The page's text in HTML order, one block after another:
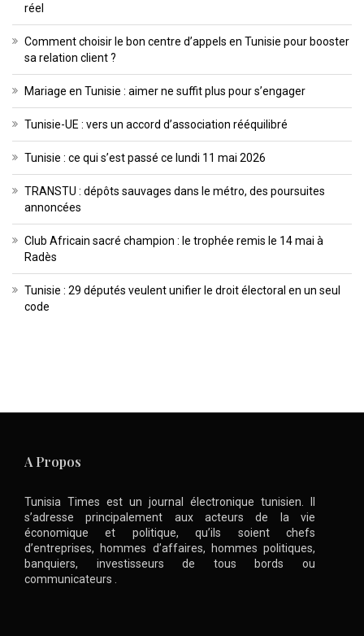
réel
Comment choisir le bon centre d’appels en Tunisie pour booster
sa relation client ?
Mariage en Tunisie : aimer ne suffit plus pour s’engager
Tunisie-UE : vers un accord d’association rééquilibré
Tunisie : ce qui s’est passé ce lundi 11 mai 2026
TRANSTU : dépôts sauvages dans le métro, des poursuites
annoncées
Club Africain sacré champion : le trophée remis le 14 mai à
Radès
Tunisie : 29 députés veulent unifier le droit électoral en un seul
code
A Propos
Tunisia Times est un journal électronique tunisien. Il
s’adresse principalement aux acteurs de la vie
économique et politique, qu’ils soient chefs
d’entreprises, hommes d’affaires, hommes politiques,
banquiers, investisseurs de tous bords ou
communicateurs .